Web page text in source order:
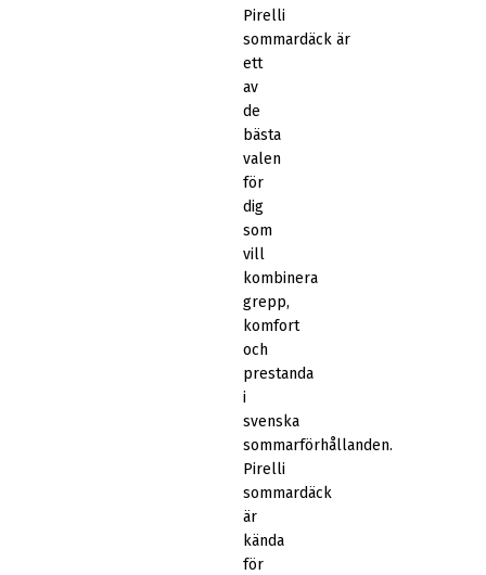
Pirelli
sommardäck är
ett
av
de
bästa
valen
för
dig
som
vill
kombinera
grepp,
komfort
och
prestanda
i
svenska
sommarförhållanden.
Pirelli
sommardäck
är
kända
för